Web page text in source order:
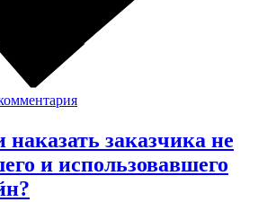
заказчика не
и использовавшего